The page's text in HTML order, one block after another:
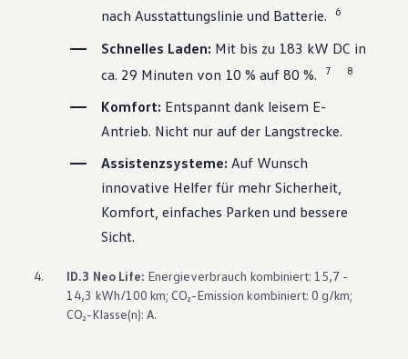
nach Ausstattungslinie und Batterie.
6
Schnelles Laden: Mit bis zu 183 kW DC in
ca. 29 Minuten von 10 % auf 80 %.
7 8
Komfort: Entspannt dank leisem E-
Antrieb. Nicht nur auf der Langstrecke.
Assistenzsysteme: Auf Wunsch
innovative Helfer für mehr Sicherheit,
Komfort, einfaches Parken und bessere
Sicht.
4. ID.3 Neo Life: Energieverbrauch kombiniert: 15,7 -
14,3 kWh/100 km; CO₂-Emission kombiniert: 0 g/km;
CO₂-Klasse(n): A.